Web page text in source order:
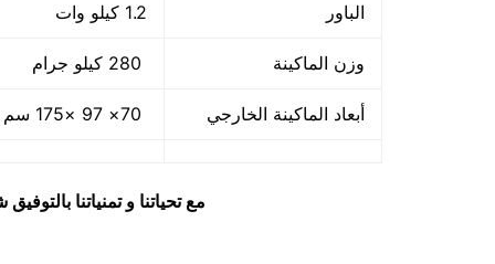
الباور 1.2 كيلو وات
وزن الماكينة
أبعاد الماكينة الخارجي
مع تحياتنا و تمنياتنا